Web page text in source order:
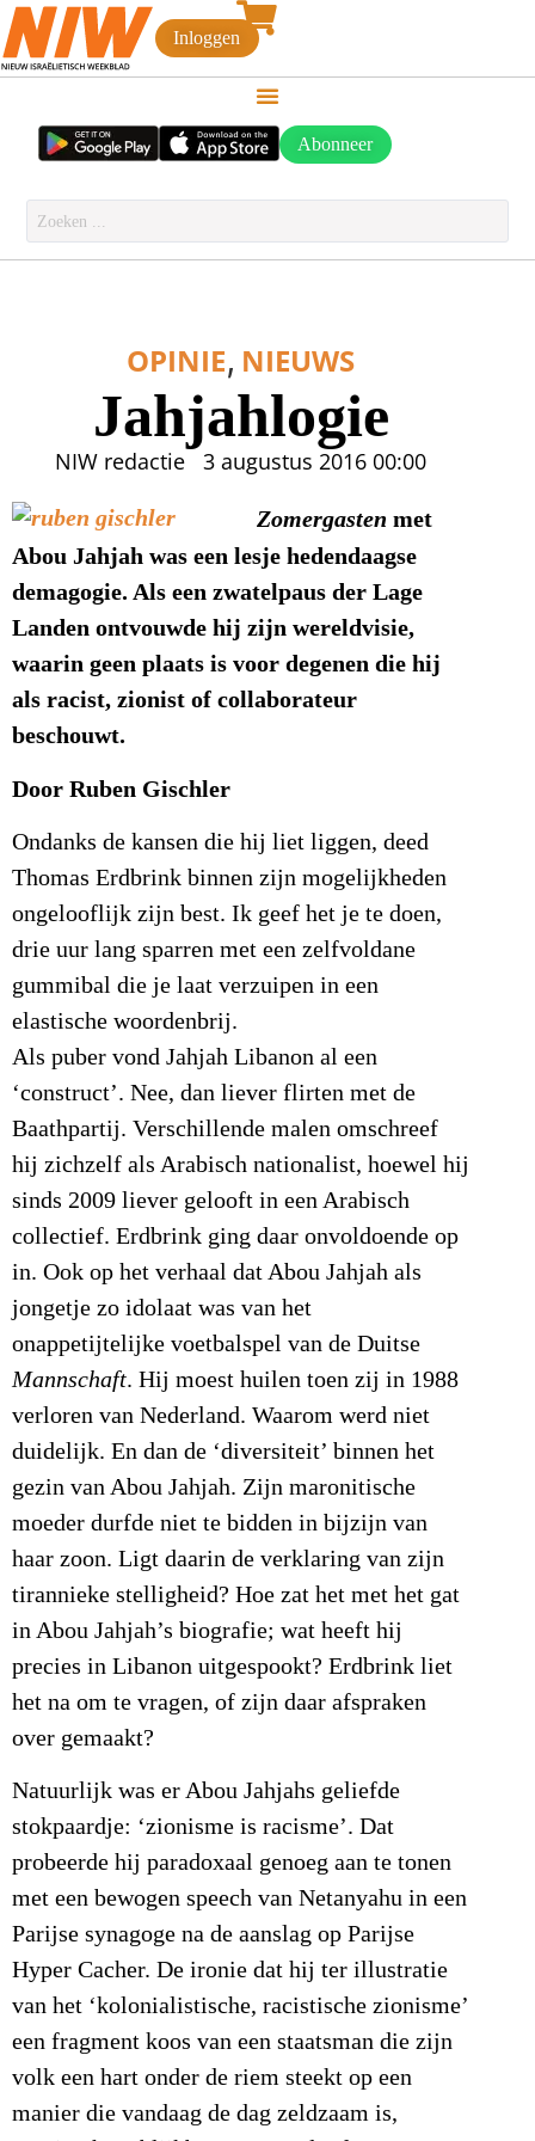
Inloggen
Abonneer
OPINIE, NIEUWS
Jahjahlogie
NIW redactie 3 augustus 2016 00:00
Zomergasten met
Abou Jahjah was een lesje hedendaagse
demagogie. Als een zwatelpaus der Lage
Landen ontvouwde hij zijn wereldvisie,
waarin geen plaats is voor degenen die hij
als racist, zionist of collaborateur
beschouwt.
Door Ruben Gischler
Ondanks de kansen die hij liet liggen, deed
Thomas Erdbrink binnen zijn mogelijkheden
ongelooflijk zijn best. Ik geef het je te doen,
drie uur lang sparren met een zelfvoldane
gummibal die je laat verzuipen in een
elastische woordenbrij.
Als puber vond Jahjah Libanon al een
‘construct’. Nee, dan liever flirten met de
Baathpartij. Verschillende malen omschreef
hij zichzelf als Arabisch nationalist, hoewel hij
sinds 2009 liever gelooft in een Arabisch
collectief. Erdbrink ging daar onvoldoende op
in. Ook op het verhaal dat Abou Jahjah als
jongetje zo idolaat was van het
onappetijtelijke voetbalspel van de Duitse
Mannschaft. Hij moest huilen toen zij in 1988
verloren van Nederland. Waarom werd niet
duidelijk. En dan de ‘diversiteit’ binnen het
gezin van Abou Jahjah. Zijn maronitische
moeder durfde niet te bidden in bijzijn van
haar zoon. Ligt daarin de verklaring van zijn
tirannieke stelligheid? Hoe zat het met het gat
in Abou Jahjah’s biografie; wat heeft hij
precies in Libanon uitgespookt? Erdbrink liet
het na om te vragen, of zijn daar afspraken
over gemaakt?
Natuurlijk was er Abou Jahjahs geliefde
stokpaardje: ‘zionisme is racisme’. Dat
probeerde hij paradoxaal genoeg aan te tonen
met een bewogen speech van Netanyahu in een
Parijse synagoge na de aanslag op Parijse
Hyper Cacher. De ironie dat hij ter illustratie
van het ‘kolonialistische, racistische zionisme’
een fragment koos van een staatsman die zijn
volk een hart onder de riem steekt op een
manier die vandaag de dag zeldzaam is,